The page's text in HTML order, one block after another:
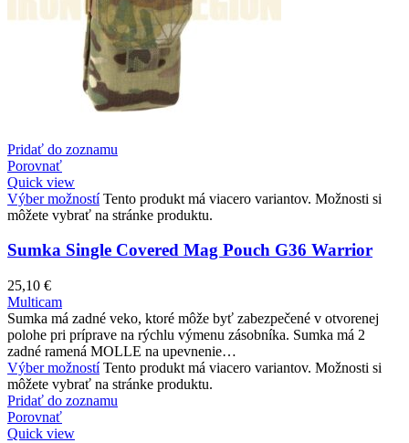
Pridať do zoznamu
Porovnať
Quick view
Výber možností Tento produkt má viacero variantov. Možnosti si
môžete vybrať na stránke produktu.
Sumka Single Covered Mag Pouch G36 Warrior
25,10 €
Multicam
Sumka má zadné veko, ktoré môže byť zabezpečené v otvorenej
polohe pri príprave na rýchlu výmenu zásobníka. Sumka má 2
zadné ramená MOLLE na upevnenie…
Výber možností Tento produkt má viacero variantov. Možnosti si
môžete vybrať na stránke produktu.
Pridať do zoznamu
Porovnať
Quick view